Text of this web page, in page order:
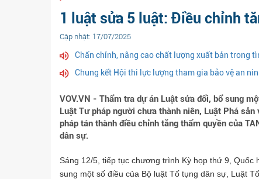
1 luật sửa 5 luật: Điều chỉnh
Cập nhật: 17/07/2025
Chấn chỉnh, nâng cao chất lượng xuất bản trong
Chung kết Hội thi lực lượng tham gia bảo vệ an
VOV.VN - Thẩm tra dự án Luật sửa đổi, bổ sung
Luật Tư pháp người chưa thành niên, Luật Phá
pháp tán thành điều chỉnh tăng thẩm quyền của
dân sự.
Sáng 12/5, tiếp tục chương trình Kỳ họp thứ 9,
sung một số điều của Bộ luật Tố tụng dân sự, Luật